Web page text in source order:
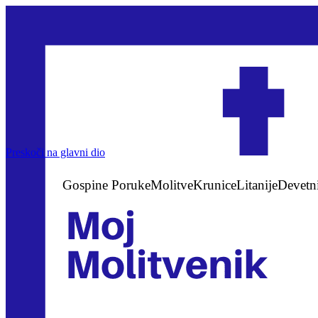
Preskoči na glavni dio
Gospine PorukeMolitveKruniceLitanije